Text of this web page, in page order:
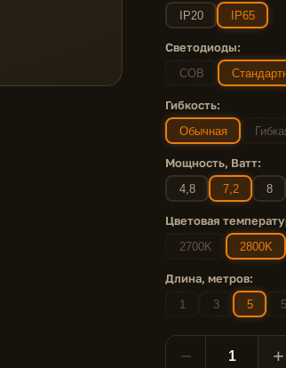
IP20 IP65
Светодиоды:
COB
Гибкость:
Обычная
Мощность, Ватт:
4,8 7,2 8
Цветовая
2700K 2800K
Длина, метров:
1 3 5
− +